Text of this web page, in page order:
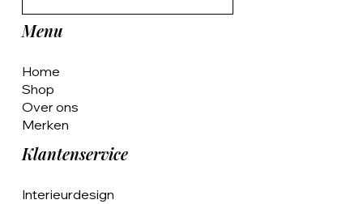
Menu
Home
Shop
Over ons
Merken
Klantenservice
Interieurdesign